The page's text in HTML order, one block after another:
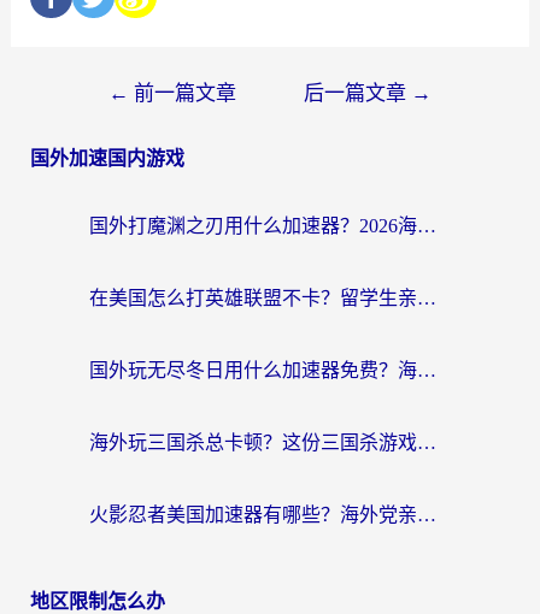
← 前一篇文章 后一篇文章 →
国外加速国内游戏
国外打魔渊之刃用什么加速器？2026海外玩家国服游戏加速全攻略（附闪耀暖暖&复苏的魔女避坑指南）
在美国怎么打英雄联盟不卡？留学生亲测的国服游戏加速全攻略
国外玩无尽冬日用什么加速器免费？海外党国服游戏加速避坑指南
海外玩三国杀总卡顿？这份三国杀游戏加速器指南帮你告别延迟烦恼
火影忍者美国加速器有哪些？海外党亲测的国服游戏加速全攻略（含菲律宾玩三国之刃守望黎明技巧）
地区限制怎么办